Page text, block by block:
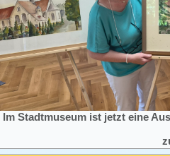
Im Stadtmuseum ist jetzt eine